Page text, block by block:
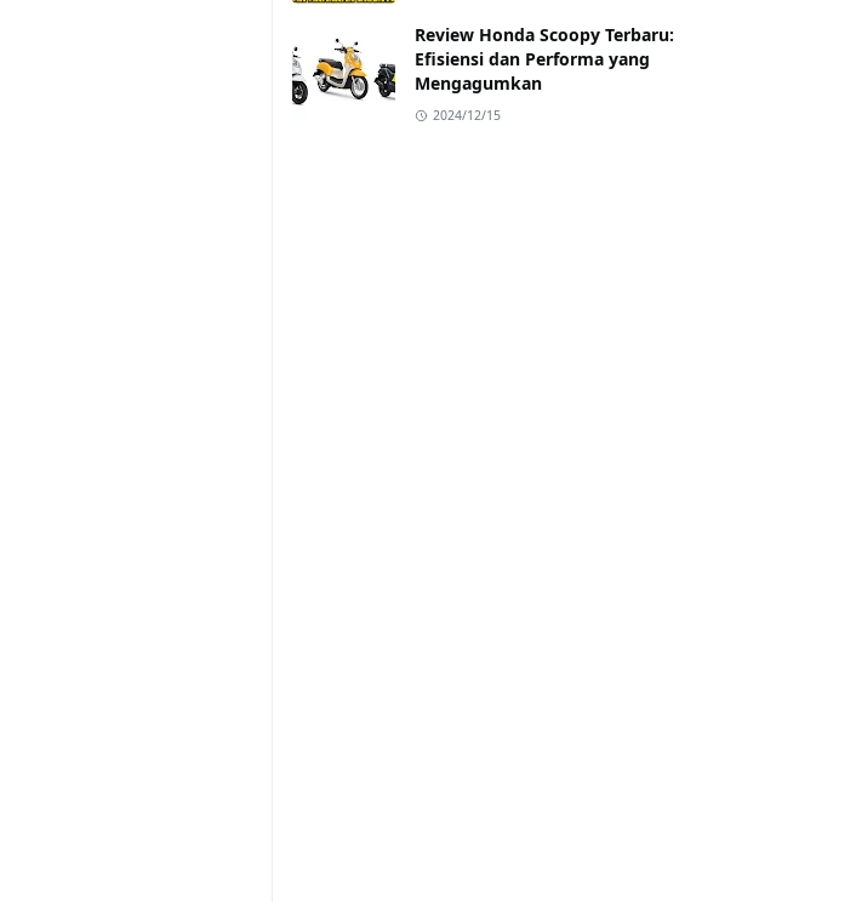
Review Honda Scoopy Terbaru:
Efisiensi dan Performa yang
Mengagumkan
2024/12/15